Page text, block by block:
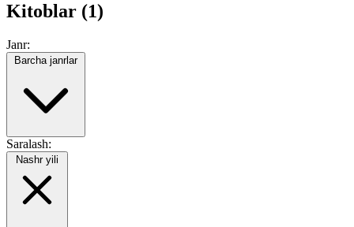
Kitoblar (1)
Janr:
Barcha janrlar
Saralash:
Nashr yili